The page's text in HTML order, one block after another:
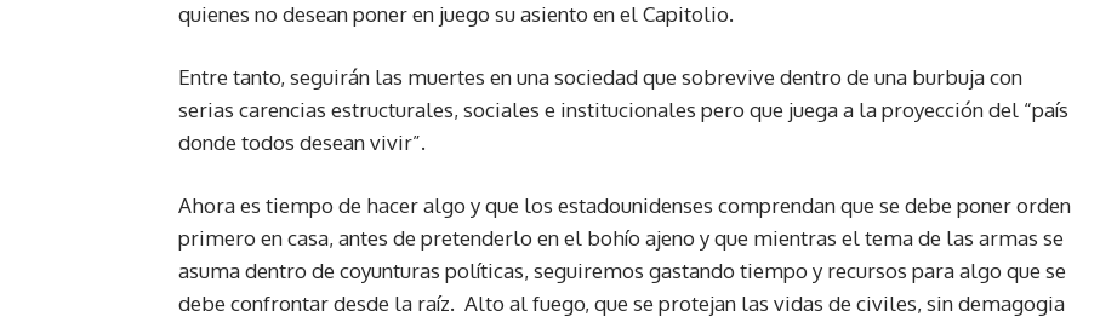
quienes no desean poner en juego su asiento en el Capitolio.
Entre tanto, seguirán las muertes en una sociedad que sobrevive dentro de una burbuja con
serias carencias estructurales, sociales e institucionales pero que juega a la proyección del “país
donde todos desean vivir”.
Ahora es tiempo de hacer algo y que los estadounidenses comprendan que se debe poner orden
primero en casa, antes de pretenderlo en el bohío ajeno y que mientras el tema de las armas se
asuma dentro de coyunturas políticas, seguiremos gastando tiempo y recursos para algo que se
debe confrontar desde la raíz. Alto al fuego, que se protejan las vidas de civiles, sin demagogia